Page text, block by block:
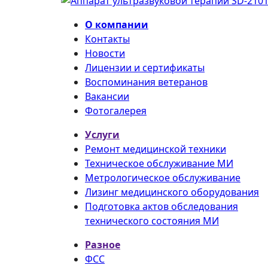
О компании
Контакты
Новости
Лицензии и сертификаты
Воспоминания ветеранов
Вакансии
Фотогалерея
Услуги
Ремонт медицинской техники
Техническое обслуживание МИ
Метрологическое обслуживание
Лизинг медицинского оборудования
Подготовка актов обследования
технического состояния МИ
Разное
ФСС